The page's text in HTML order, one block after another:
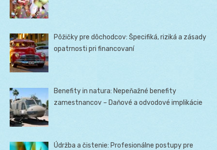
Pôžičky pre dôchodcov: Špecifiká, riziká a zásady
opatrnosti pri financovaní
Benefity in natura: Nepeňažné benefity
zamestnancov – Daňové a odvodové implikácie
Údržba a čistenie: Profesionálne postupy pre